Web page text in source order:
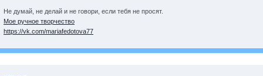
Не думай, не делай и не говори, если тебя не просят.
Мое ручное творчество
https://vk.com/mariafedotova77